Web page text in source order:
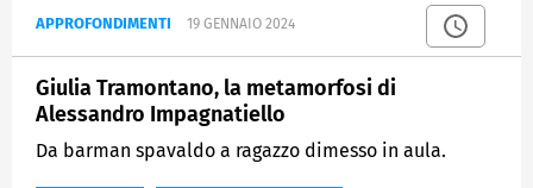
APPROFONDIMENTI 19 GENNAIO 2024
Giulia Tramontano, la metamorfosi di
Alessandro Impagnatiello
Da barman spavaldo a ragazzo dimesso in aula.